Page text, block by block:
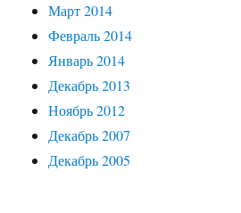
Март 2014
Февраль 2014
Январь 2014
Декабрь 2013
Ноябрь 2012
Декабрь 2007
Декабрь 2005